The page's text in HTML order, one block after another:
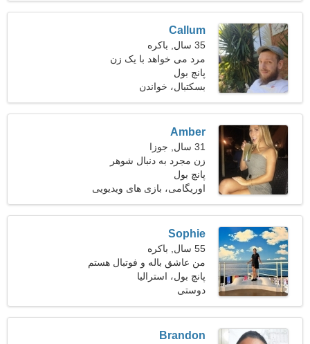
Callum
35 سال, باکره
مرد می خواهد با یک زن
ملاقات کند 27-32
پانچ بول
بسکتبال، خواندن
Amber
31 سال, جوزا
زن مجرد به دنبال شوهر
پانچ بول
اوریگامی، بازی های ویدیویی
Sophie
55 سال, باکره
من عاشق باله و فوتبال هستم
پانچ بول، استرالیا
دوستی
Brandon